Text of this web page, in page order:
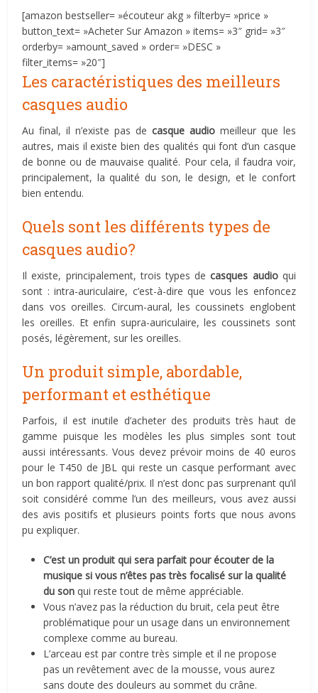
[amazon bestseller= »écouteur akg » filterby= »price »
button_text= »Acheter Sur Amazon » items= »3″ grid= »3″
orderby= »amount_saved » order= »DESC »
filter_items= »20″]
Les caractéristiques des meilleurs
casques audio
Au final, il n’existe pas de casque audio meilleur que les
autres, mais il existe bien des qualités qui font d’un casque
de bonne ou de mauvaise qualité. Pour cela, il faudra voir,
principalement, la qualité du son, le design, et le confort
bien entendu.
Quels sont les différents types de
casques audio?
Il existe, principalement, trois types decasques audio qui
sont : intra-auriculaire, c’est-à-dire que vous les enfoncez
dans vos oreilles. Circum-aural, les coussinets englobent
les oreilles. Et enfin supra-auriculaire, les coussinets sont
posés, légèrement, sur les oreilles.
Un produit simple, abordable,
performant et esthétique
Parfois, il est inutile d’acheter des produits très haut de
gamme puisque les modèles les plus simples sont tout
aussi intéressants. Vous devez prévoir moins de 40 euros
pour le T450 de JBL qui reste un casque performant avec
un bon rapport qualité/prix. Il n’est donc pas surprenant qu’il
soit considéré comme l’un des meilleurs, vous avez aussi
des avis positifs et plusieurs points forts que nous avons
pu expliquer.
C’est un produit qui sera parfait pour écouter de la
musique si vous n’êtes pas très focalisé sur la qualité
du son qui reste tout de même appréciable.
Vous n’avez pas la réduction du bruit, cela peut être
problématique pour un usage dans un environnement
complexe comme au bureau.
L’arceau est par contre très simple et il ne propose
pas un revêtement avec de la mousse, vous aurez
sans doute des douleurs au sommet du crâne.